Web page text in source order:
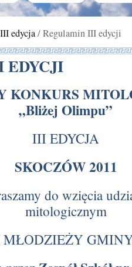
III edycja/Regulamin III edycji
KONKURS
„Bliżej Olimpu”
III EDYCJA
SKOCZÓW 2011
do wzięcia
mitologicznym